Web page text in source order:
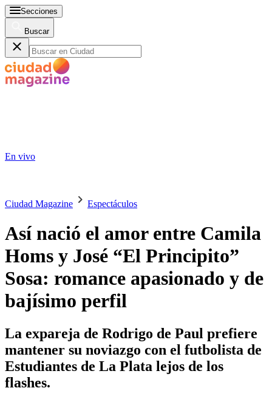
Secciones
Buscar
En vivo
Ciudad Magazine Espectáculos
Así nació el amor entre Camila
Homs y José “El Principito”
Sosa: romance apasionado y de
bajísimo perfil
La expareja de Rodrigo de Paul prefiere
mantener su noviazgo con el futbolista de
Estudiantes de La Plata lejos de los
flashes.